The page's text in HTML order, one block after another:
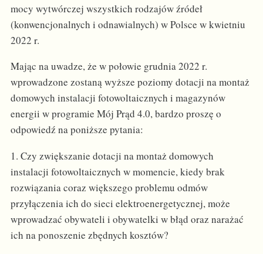
mocy wytwórczej wszystkich rodzajów źródeł
(konwencjonalnych i odnawialnych) w Polsce w kwietniu
2022 r.
Mając na uwadze, że w połowie grudnia 2022 r.
wprowadzone zostaną wyższe poziomy dotacji na montaż
domowych instalacji fotowoltaicznych i magazynów
energii w programie Mój Prąd 4.0, bardzo proszę o
odpowiedź na poniższe pytania:
1. Czy zwiększanie dotacji na montaż domowych
instalacji fotowoltaicznych w momencie, kiedy brak
rozwiązania coraz większego problemu odmów
przyłączenia ich do sieci elektroenergetycznej, może
wprowadzać obywateli i obywatelki w błąd oraz narażać
ich na ponoszenie zbędnych kosztów?